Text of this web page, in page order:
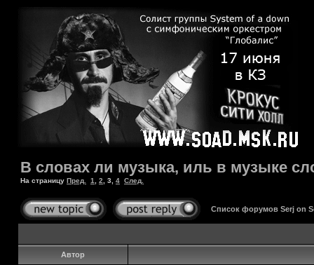
В словах ли музыка, иль в музыке
На страницу Пред. 1 2 3 4 След.
Список форумов Serj on
Автор